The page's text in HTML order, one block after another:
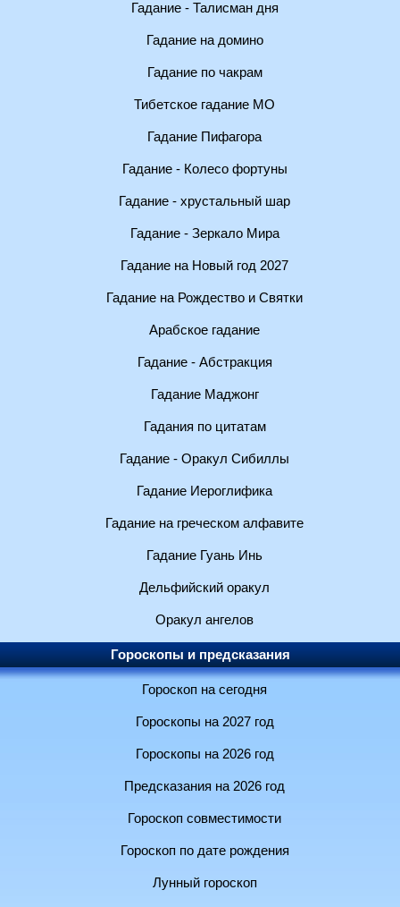
Гадание - Талисман дня
Гадание на домино
Гадание по чакрам
Тибетское гадание МО
Гадание Пифагора
Гадание - Колесо фортуны
Гадание - хрустальный шар
Гадание - Зеркало Мира
Гадание на Новый год 2027
Гадание на Рождество и Святки
Арабское гадание
Гадание - Абстракция
Гадание Маджонг
Гадания по цитатам
Гадание - Оракул Сибиллы
Гадание Иероглифика
Гадание на греческом алфавите
Гадание Гуань Инь
Дельфийский оракул
Оракул ангелов
Гороскопы и предсказания
Гороскоп на сегодня
Гороскопы на 2027 год
Гороскопы на 2026 год
Предсказания на 2026 год
Гороскоп совместимости
Гороскоп по дате рождения
Лунный гороскоп